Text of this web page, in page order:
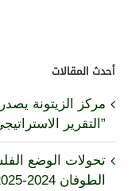
أحدث المقالات
مركز الزيتونة
”التقرير الاستراتيجي
تحولات الوضع